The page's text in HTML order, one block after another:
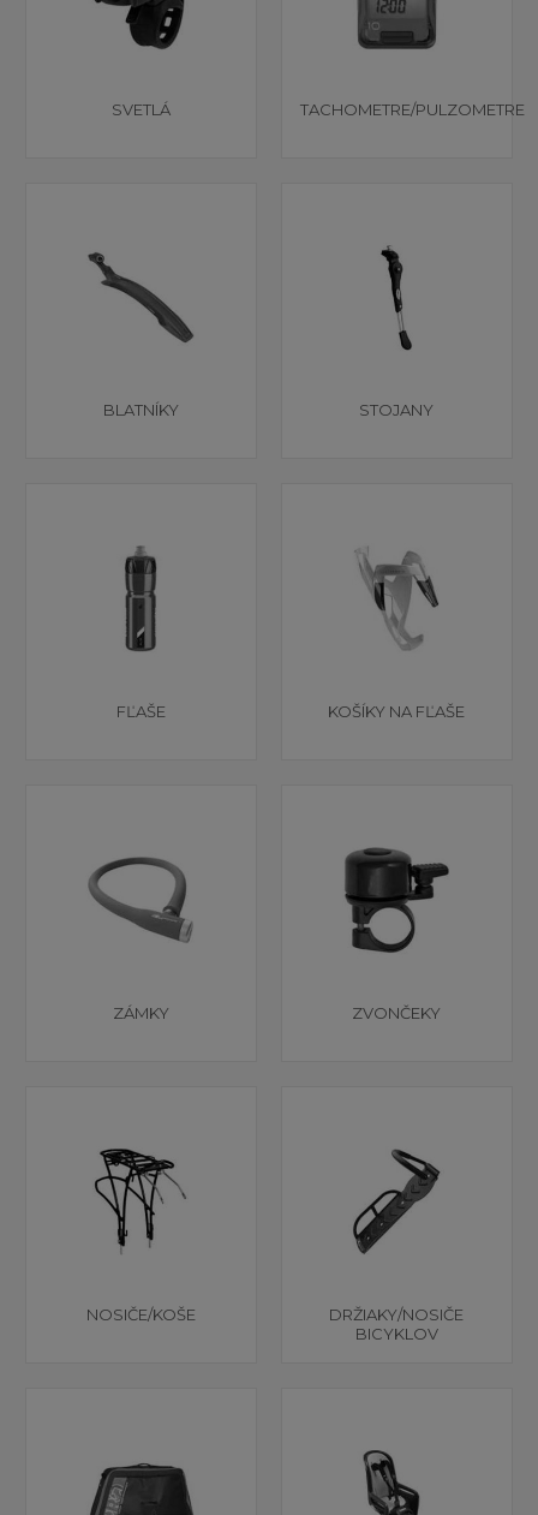
SVETLÁ TACHOMETRE/PULZOMETRE
BLATNÍKY STOJANY
FĽAŠE KOŠÍKY NA FĽAŠE
ZÁMKY ZVONČEKY
NOSIČE/KOŠE
DRŽIAKY/NOSIČE
BICYKLOV